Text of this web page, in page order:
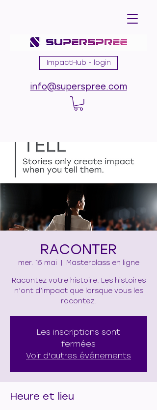
ImpactHub - login
info@superspree.com
RACONTER
mer. 15 mai
  |
Masterclass en ligne
Racontez votre histoire. Les histoires
n’ont d’impact que lorsque vous les
racontez.
Les inscriptions sont
fermées
Voir d'autres événements
Heure et lieu